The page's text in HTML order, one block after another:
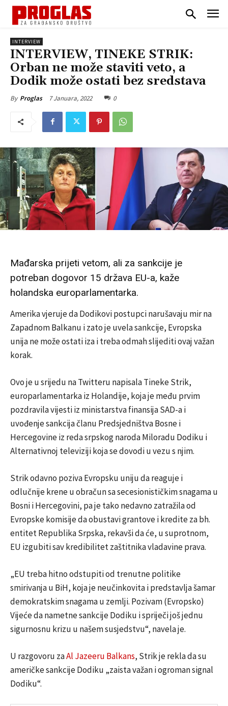
INTERVIEW
INTERVIEW, TINEKE STRIK:
Orban ne može staviti veto, a
Dodik može ostati bez sredstava
By Proglas 7 Januara, 2022 0
Mađarska prijeti vetom, ali za sankcije je
potreban dogovor 15 država EU-a, kaže
holandska europarlamentarka.
Amerika vjeruje da Dodikovi postupci narušavaju mir na
Zapadnom Balkanu i zato je uvela sankcije, Evropska
unija ne može ostati iza i treba odmah slijediti ovaj važan
korak.
Ovo je u srijedu na Twitteru napisala Tineke Strik,
europarlamentarka iz Holandije, koja je među prvim
pozdravila vijesti iz ministarstva finansija SAD-a i
uvođenje sankcija članu Predsjedništva Bosne i
Hercegovine iz reda srpskog naroda Miloradu Dodiku i
Alternativnoj televiziji koja se dovodi u vezu s njim.
Strik odavno poziva Evropsku uniju da reaguje i
odlučnije krene u obračun sa secesionističkim snagama u
Bosni i Hercegovini, pa je tako nedavno zatražila od
Evropske komisije da obustavi grantove i kredite za bh.
entitet Republika Srpska, rekavši da će, u suprotnom,
EU izgubiti sav kredibilitet zaštitnika vladavine prava.
„EU treba hitno odstupiti od trenutne politike
smirivanja u BiH, koja je neučinkovita i predstavlja šamar
demokratskim snagama u zemlji. Pozivam (Evropsko)
Vijeće da nametne sankcije Dodiku i spriječi još jednu
sigurnosnu krizu u našem susjedstvu“, navela je.
U razgovoru zaAl Jazeeru Balkans, Strik je rekla da su
američke sankcije Dodiku „zaista važan i ogroman signal
Dodiku“.